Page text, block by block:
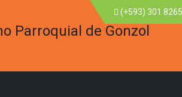
(+593) 301 8265